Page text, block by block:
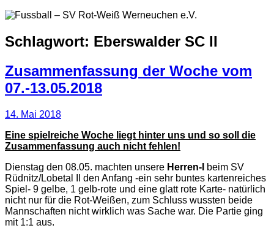
Schlagwort: Eberswalder SC II
Zusammenfassung der Woche vom
07.-13.05.2018
14. Mai 2018
Eine spielreiche Woche liegt hinter uns und so soll die
Zusammenfassung auch nicht fehlen!
Dienstag den 08.05. machten unsere Herren-I beim SV
Rüdnitz/Lobetal II den Anfang -ein sehr buntes kartenreiches
Spiel- 9 gelbe, 1 gelb-rote und eine glatt rote Karte- natürlich
nicht nur für die Rot-Weißen, zum Schluss wussten beide
Mannschaften nicht wirklich was Sache war. Die Partie ging
mit 1:1 aus.